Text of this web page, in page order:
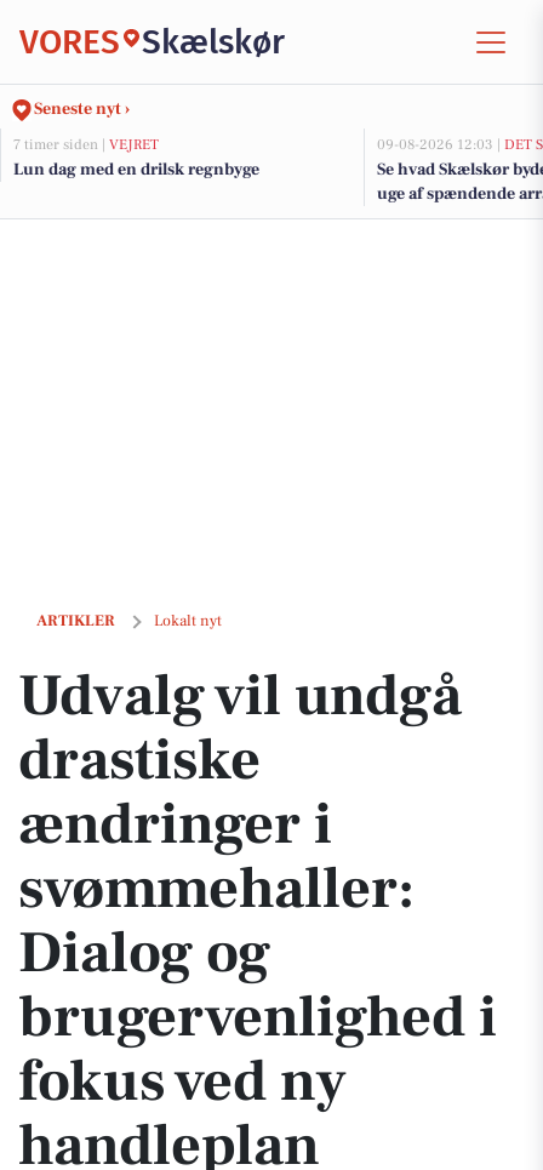
VORES Skælskør
Seneste nyt ›
7 timer siden | VEJRET
Lun dag med en drilsk regnbyge
09-08-2026 12:03 | DET
Se hvad Skælskør
uge af spændende
ARTIKLER Lokalt nyt
Udvalg vil undgå drastiske ændringer i svømmehaller: Dialog og
Udvalg vil undgå
drastiske
ændringer i
svømmehaller:
Dialog og
brugervenlighed i
fokus ved ny
handleplan